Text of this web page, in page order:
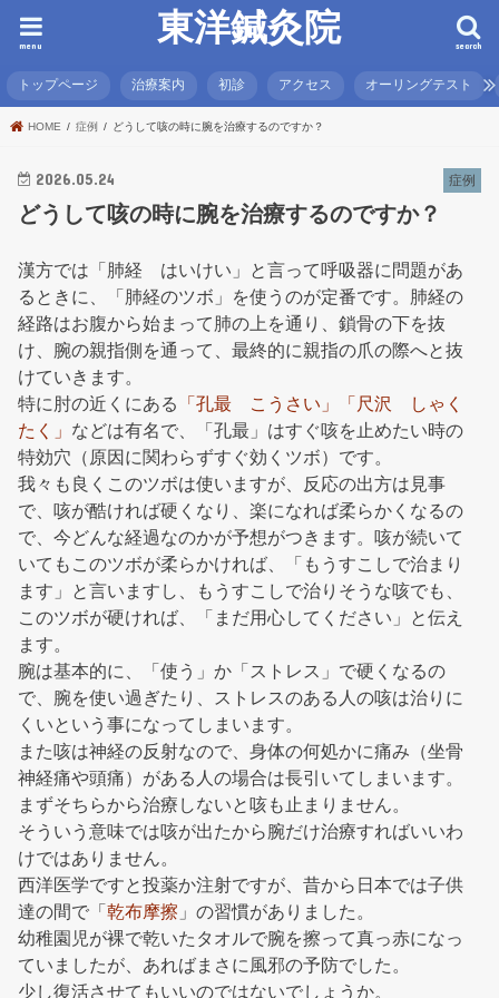
東洋鍼灸院 search
menu
トップページ 治療案内 初診 アクセス オーリングテスト
HOME 症例 どうして咳の時に腕を治療するのですか？
症例
2026.05.24
どうして咳の時に腕を治療するのですか？
漢方では「肺経 はいけい」と言って呼吸器に問題があ
るときに、「肺経のツボ」を使うのが定番です。肺経の
経路はお腹から始まって肺の上を通り、鎖骨の下を抜
け、腕の親指側を通って、最終的に親指の爪の際へと抜
けていきます。
特に肘の近くにある
「孔最 こうさい」「尺沢 しゃく
たく」 などは有名で、「孔最」はすぐ咳を止めたい時の
特効穴（原因に関わらずすぐ効くツボ）です。
我々も良くこのツボは使いますが、反応の出方は見事
で、咳が酷ければ硬くなり、楽になれば柔らかくなるの
で、今どんな経過なのかが予想がつきます。咳が続いて
いてもこのツボが柔らかければ、「もうすこしで治まり
ます」と言いますし、もうすこしで治りそうな咳でも、
このツボが硬ければ、「まだ用心してください」と伝え
ます。
腕は基本的に、「使う」か「ストレス」で硬くなるの
で、腕を使い過ぎたり、ストレスのある人の咳は治りに
くいという事になってしまいます。
また咳は神経の反射なので、身体の何処かに痛み（坐骨
神経痛や頭痛）がある人の場合は長引いてしまいます。
まずそちらから治療しないと咳も止まりません。
そういう意味では咳が出たから腕だけ治療すればいいわ
けではありません。
西洋医学ですと投薬か注射ですが、昔から日本では子供
達の間で「乾布摩擦 」の習慣がありました。
幼稚園児が裸で乾いたタオルで腕を擦って真っ赤になっ
ていましたが、あればまさに風邪の予防でした。
少し復活させてもいいのではないでしょうか。